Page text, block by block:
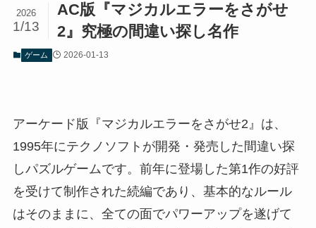
AC版『マジカルエラーをさがせ
2』究極の間違い探し名作
2026
1/13
ゲーム 2026-01-13
アーケード版『マジカルエラーをさがせ2』は、
1995年にテクノソフトが開発・発売した間違い探
しパズルゲームです。前年に登場した第1作の好評
を受けて制作された続編であり、基本的なルール
はそのままに、全ての面でパワーアップを遂げて